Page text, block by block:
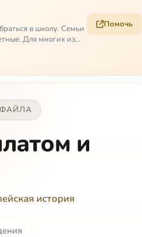
в школу. Семьи
Для многих из
Помочь
и
история